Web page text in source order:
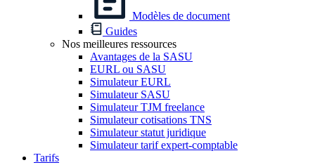
Modèles de document
Guides
Nos meilleures ressources
Avantages de la SASU
EURL ou SASU
Simulateur EURL
Simulateur SASU
Simulateur TJM freelance
Simulateur cotisations TNS
Simulateur statut juridique
Simulateur tarif expert-comptable
Tarifs